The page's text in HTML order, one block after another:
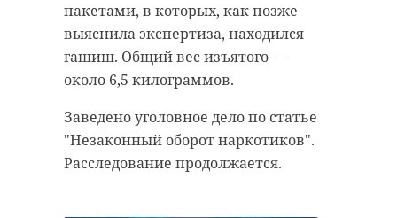
пакетами, в которых, как позже
выяснила экспертиза, находился
гашиш. Общий вес изъятого —
около 6,5 килограммов.
Заведено уголовное дело по статье
"Незаконный оборот наркотиков".
Расследование продолжается.